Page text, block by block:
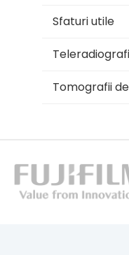
Sfaturi utile
Tomografii